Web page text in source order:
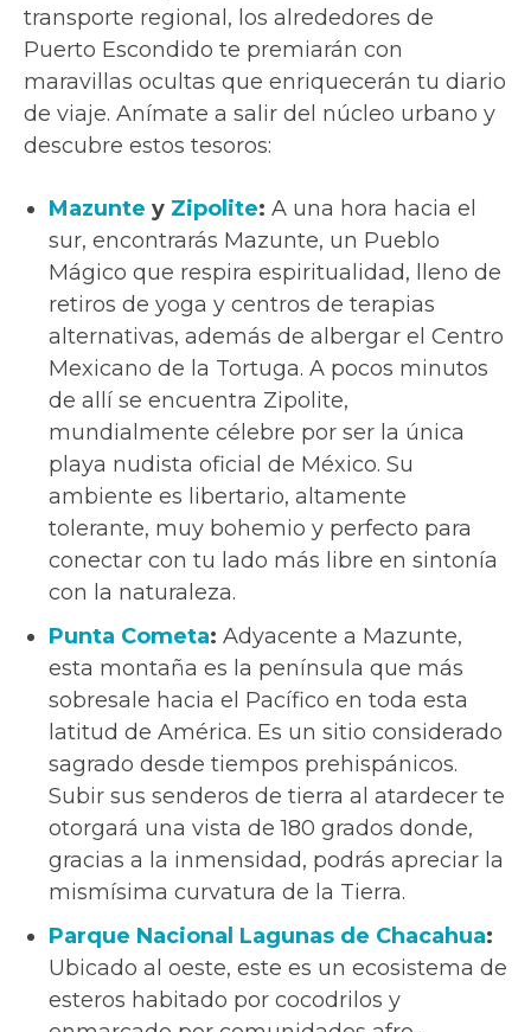
transporte regional, los alrededores de
Puerto Escondido te premiarán con
maravillas ocultas que enriquecerán tu diario
de viaje. Anímate a salir del núcleo urbano y
descubre estos tesoros:
Mazunte y Zipolite: A una hora hacia el
sur, encontrarás Mazunte, un Pueblo
Mágico que respira espiritualidad, lleno de
retiros de yoga y centros de terapias
alternativas, además de albergar el Centro
Mexicano de la Tortuga. A pocos minutos
de allí se encuentra Zipolite,
mundialmente célebre por ser la única
playa nudista oficial de México. Su
ambiente es libertario, altamente
tolerante, muy bohemio y perfecto para
conectar con tu lado más libre en sintonía
con la naturaleza.
Punta Cometa: Adyacente a Mazunte,
esta montaña es la península que más
sobresale hacia el Pacífico en toda esta
latitud de América. Es un sitio considerado
sagrado desde tiempos prehispánicos.
Subir sus senderos de tierra al atardecer te
otorgará una vista de 180 grados donde,
gracias a la inmensidad, podrás apreciar la
mismísima curvatura de la Tierra.
Parque Nacional Lagunas de Chacahua:
Ubicado al oeste, este es un ecosistema de
esteros habitado por cocodrilos y